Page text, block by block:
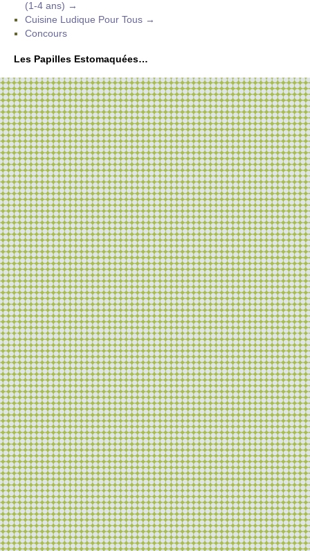
(1-4 ans) →
Cuisine Ludique Pour Tous →
Concours
Les Papilles Estomaquées…